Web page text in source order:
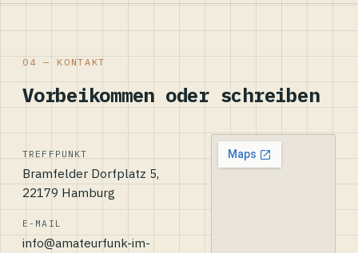
04 — KONTAKT
Vorbeikommen oder schreiben
TREFFPUNKT
Bramfelder Dorfplatz 5,
22179 Hamburg
E-MAIL
info@amateurfunk-im-